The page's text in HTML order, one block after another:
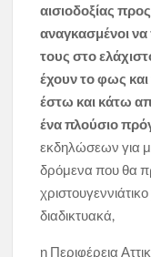
αισιοδοξίας προς
αναγκασμένοι να
τους στο
έχουν το φως
έστω και κάτω
ένα πλούσιο
εκδηλώσεων για
δρόμενα που θα
διαδικτυακά,
η Περιφέρεια